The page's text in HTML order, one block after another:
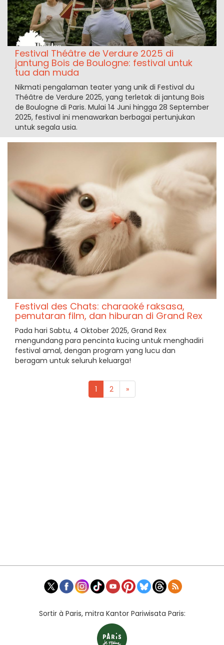
Festival Théâtre de Verdure 2025 di
jantung Bois de Boulogne: festival untuk
tua dan muda
Nikmati pengalaman teater yang unik di Festival du
Théâtre de Verdure 2025, yang terletak di jantung Bois
de Boulogne di Paris. Mulai 14 Juni hingga 28 September
2025, festival ini menawarkan berbagai pertunjukan
untuk segala usia.
Festival des Chats: charaoké raksasa,
pemutaran film, dan hiburan di Grand Rex
Pada hari Sabtu, 4 Oktober 2025, Grand Rex
mengundang para pencinta kucing untuk menghadiri
festival amal, dengan program yang lucu dan
beragam untuk seluruh keluarga!
1 2 »
Sortir à Paris, mitra Kantor Pariwisata Paris: